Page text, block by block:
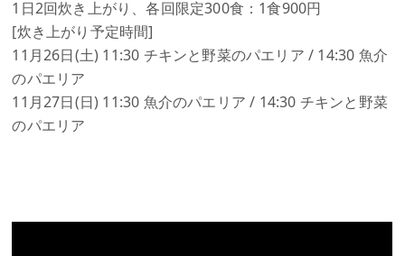
1日2回炊き上がり、各回限定300食：1食900円
[炊き上がり予定時間]
11月26日(土) 11:30 チキンと野菜のパエリア / 14:30 魚介
のパエリア
11月27日(日) 11:30 魚介のパエリア / 14:30 チキンと野菜
のパエリア